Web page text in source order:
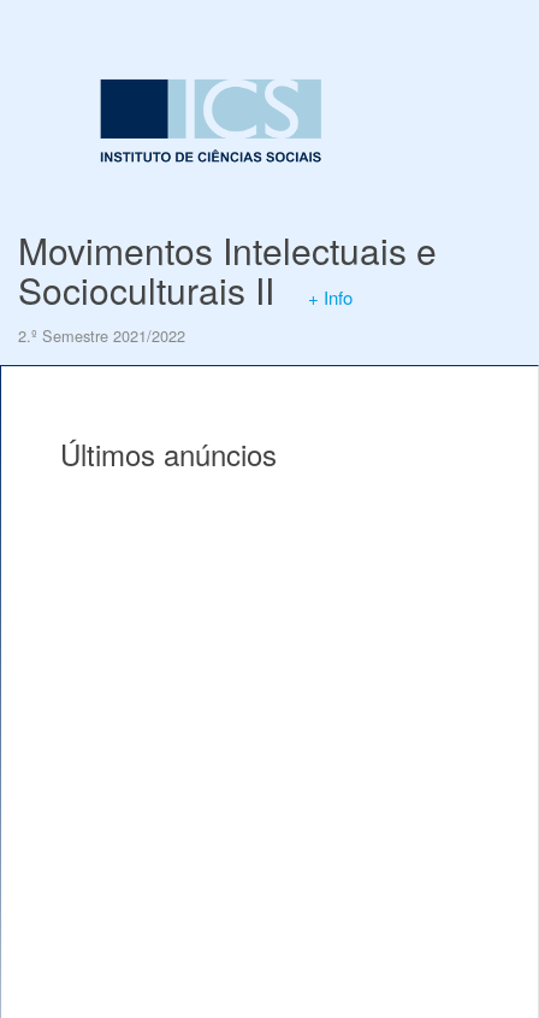
Movimentos Intelectuais e
Socioculturais II + Info
2.º Semestre 2021/2022
Últimos anúncios